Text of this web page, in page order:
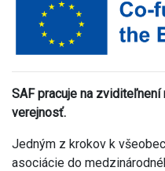
SAF pracuje na
verejnosť.
Jedným z krokov k
asociácie do